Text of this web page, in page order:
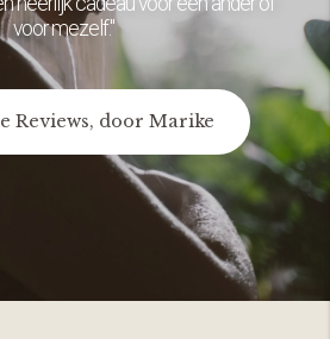
voor mezelf."
Reviews, door Marike